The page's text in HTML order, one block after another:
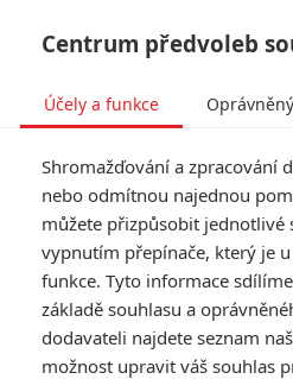
Centrum předvoleb
Účely a funkce
Shromažďování a zpracování
nebo odmítnou najednou
můžete přizpůsobit jednotlivé
vypnutím přepínače, který je
funkce. Tyto informace
základě souhlasu a
dodavateli najdete seznam
možnost upravit váš souhlas